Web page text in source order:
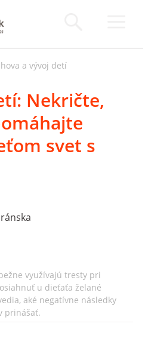
a vývoj detí
Nekričte,
svet s
využívajú tresty pri
u dieťaťa želané
aké negatívne následky
prinášať.